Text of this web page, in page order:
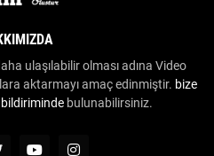
ulaşılabilir olması adına Video
aktarmayı amaç edinmiştir. bize
bulunabilirsiniz.